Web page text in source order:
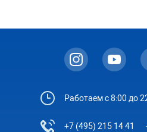
Работаем с 8:00 до
+7 (495) 215 14 41